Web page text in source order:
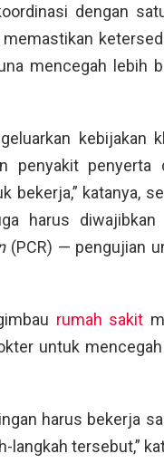
dengan
mencegah lebih
kebijakan
penyakit
bekerja,” katanya,
harus
(PCR) — pengujian
rumah sakit
untuk
harus bekerja
langkah tersebut,”